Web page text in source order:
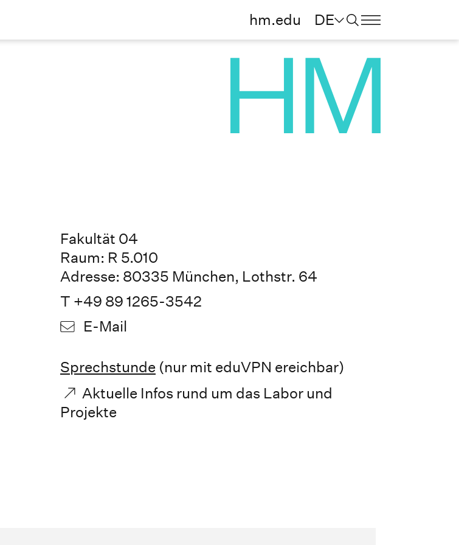
hm.edu DE
Fakultät 04
Raum: R 5.010
Adresse: 80335 München, Lothstr. 64
T +49 89 1265-3542
E-Mail
Sprechstunde (nur mit eduVPN ereichbar)
Aktuelle Infos rund um das Labor und
Projekte